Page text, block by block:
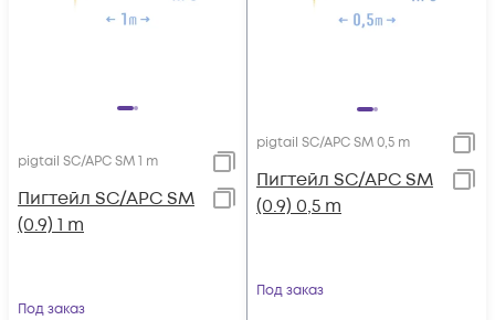
pigtail SC/APC SM 1 m
Пигтейл SC/APC SM
(0.9) 1 m
Под заказ
pigtail SC/APC SM 0,5 m
Пигтейл SC/APC SM
(0.9) 0,5 m
Под заказ